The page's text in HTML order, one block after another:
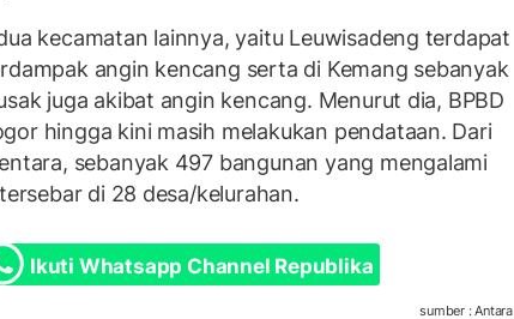
kecamatan lainnya, yaitu Leuwisadeng terdapat
angin kencang serta di Kemang sebanyak
juga akibat angin kencang. Menurut dia, BPBD
hingga kini masih melakukan pendataan. Dari
sebanyak 497 bangunan yang mengalami
di 28 desa/kelurahan.
Ikuti Whatsapp Channel Republika
sumber : Antara